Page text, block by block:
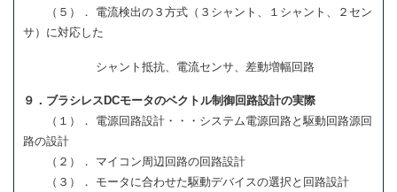
（５）． 電流検出の３方式（３シャント、１シャント、２セン
サ）に対応した
シャント抵抗、電流センサ、差動増幅回路
９．ブラシレスDCモータのベクトル制御回路設計の実際
（１）． 電源回路設計・・・システム電源回路と駆動回路源回
路の設計
（２）． マイコン周辺回路の回路設計
（３）． モータに合わせた駆動デバイスの選択と回路設計